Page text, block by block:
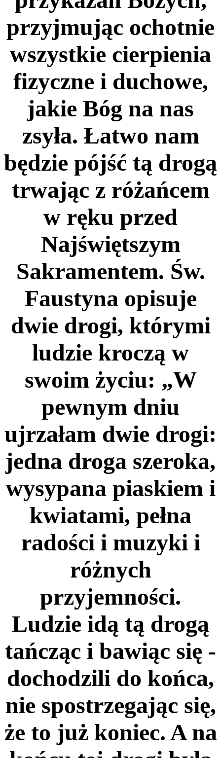
przyjmując ochotnie
wszystkie cierpienia
fizyczne i duchowe,
jakie Bóg na nas
zsyła. Łatwo nam
będzie pójść tą drogą
trwając z różańcem
w ręku przed
Najświętszym
Sakramentem. Św.
Faustyna opisuje
dwie drogi, którymi
ludzie kroczą w
swoim życiu: „W
pewnym dniu
ujrzałam dwie drogi:
jedna droga szeroka,
wysypana piaskiem i
kwiatami, pełna
radości i muzyki i
różnych
przyjemności.
Ludzie idą tą drogą
tańcząc i bawiąc się -
dochodzili do końca,
nie spostrzegając się,
że to już koniec. A na